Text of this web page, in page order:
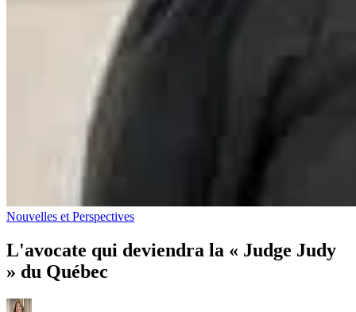
Nouvelles et Perspectives
L'avocate qui deviendra la « Judge Judy
» du Québec